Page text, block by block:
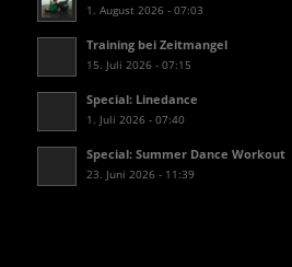
1. August 2026 - 07:03
Training bei Zeitmangel
15. Juli 2026 - 07:15
Special: Linedance
1. Juli 2026 - 07:40
Special: Summer Dance Workout
23. Juni 2026 - 11:39